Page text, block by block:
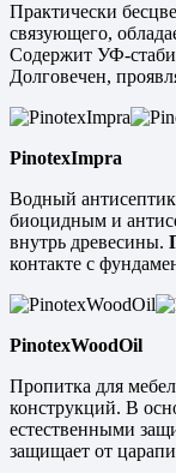
Практически
связующего,
Содержит УФ-
Долговечен,
PinotexImpra
Водный
биоцидным и
внутрь древесины.
контакте с
PinotexWoodOil
Пропитка для
конструкций. В
естественными
защищает от